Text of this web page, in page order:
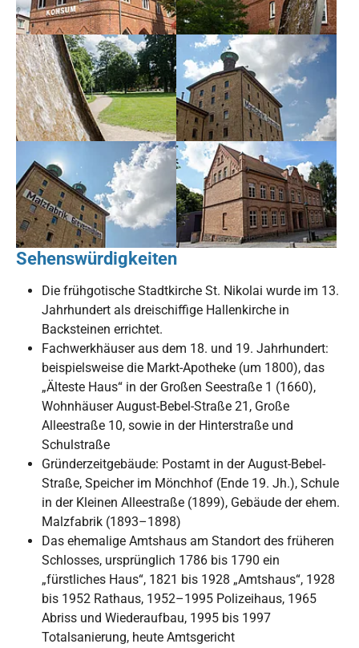
Sehenswürdigkeiten
Die frühgotische Stadtkirche St. Nikolai wurde im 13.
Jahrhundert als dreischiffige Hallenkirche in
Backsteinen errichtet.
Fachwerkhäuser aus dem 18. und 19. Jahrhundert:
beispielsweise die Markt-Apotheke (um 1800), das
„Älteste Haus“ in der Großen Seestraße 1 (1660),
Wohnhäuser August-Bebel-Straße 21, Große
Alleestraße 10, sowie in der Hinterstraße und
Schulstraße
Gründerzeitgebäude: Postamt in der August-Bebel-
Straße, Speicher im Mönchhof (Ende 19. Jh.), Schule
in der Kleinen Alleestraße (1899), Gebäude der ehem.
Malzfabrik (1893–1898)
Das ehemalige Amtshaus am Standort des früheren
Schlosses, ursprünglich 1786 bis 1790 ein
„fürstliches Haus“, 1821 bis 1928 „Amtshaus“, 1928
bis 1952 Rathaus, 1952–1995 Polizeihaus, 1965
Abriss und Wiederaufbau, 1995 bis 1997
Totalsanierung, heute Amtsgericht